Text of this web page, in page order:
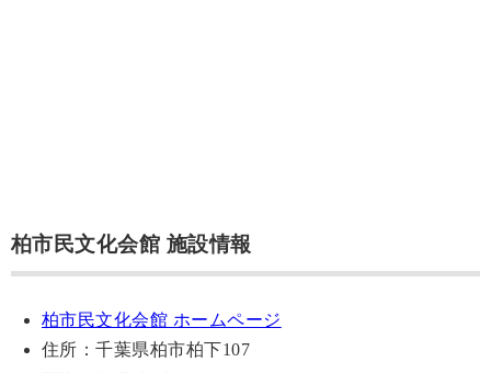
柏市民文化会館 施設情報
柏市民文化会館 ホームページ
住所：千葉県柏市柏下107